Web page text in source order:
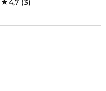
4,7 (3)